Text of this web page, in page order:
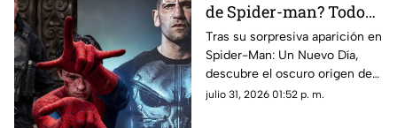
de Spider-man? Todo
sobre el oscuro pasado
de The Punisher
Tras su sorpresiva aparición en
Spider-Man: Un Nuevo Día,
descubre el oscuro origen de
Punisher, su paso por el MCU
julio 31, 2026 01:52 p. m.